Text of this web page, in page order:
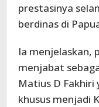
prestasinya
berdinas di
Ia menjelaskan,
menjabat
Matius D
khusus menjadi